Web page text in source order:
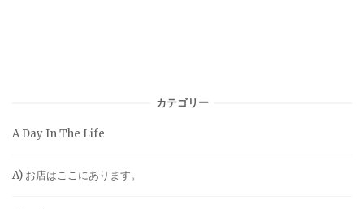
カテゴリー
A Day In The Life
A) お店はここにあります。